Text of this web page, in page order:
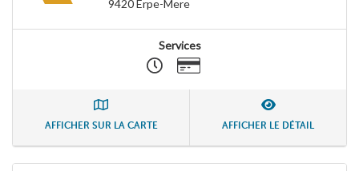
9420Erpe-Mere
Services
AFFICHER SUR LA CARTE AFFICHER LE DÉTAIL